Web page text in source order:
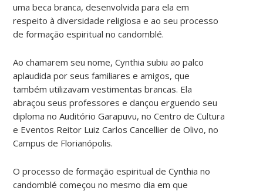
uma beca branca, desenvolvida para ela em
respeito à diversidade religiosa e ao seu processo
de formação espiritual no candomblé.
Ao chamarem seu nome, Cynthia subiu ao palco
aplaudida por seus familiares e amigos, que
também utilizavam vestimentas brancas. Ela
abraçou seus professores e dançou erguendo seu
diploma no Auditório Garapuvu, no Centro de Cultura
e Eventos Reitor Luiz Carlos Cancellier de Olivo, no
Campus de Florianópolis.
O processo de formação espiritual de Cynthia no
candomblé começou no mesmo dia em que